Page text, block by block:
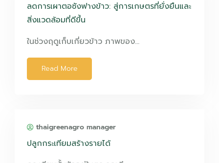
ลดการเผาตอซังฟางข้าว: สู่การเกษตรที่ยั่งยืนและ
สิ่งแวดล้อมที่ดีขึ้น
ในช่วงฤดูเก็บเกี่ยวข้าว ภาพของ…
Read More
thaigreenagro manager
ปลูกกระเทียมสร้างรายได้